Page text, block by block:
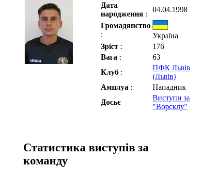
Дата
народження :
04.04.1998
Громадянство
:
Україна
Зріст :
176
Вага :
63
Клуб :
ПФК Львів
(Львів)
Амплуа :
Нападник
Досьє
Виступи за
"Ворсклу"
Статистика виступів за
команду